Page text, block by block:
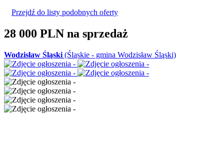
Przejdź do listy podobnych oferty
28 000 PLN na sprzedaż
Wodzisław Śląski (Śląskie - gmina Wodzisław Śląski)